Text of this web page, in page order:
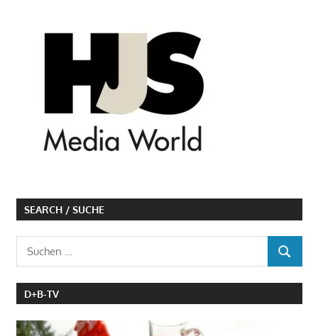
SEARCH / SUCHE
Suchen
nach:
SUCHEN
D+B-TV